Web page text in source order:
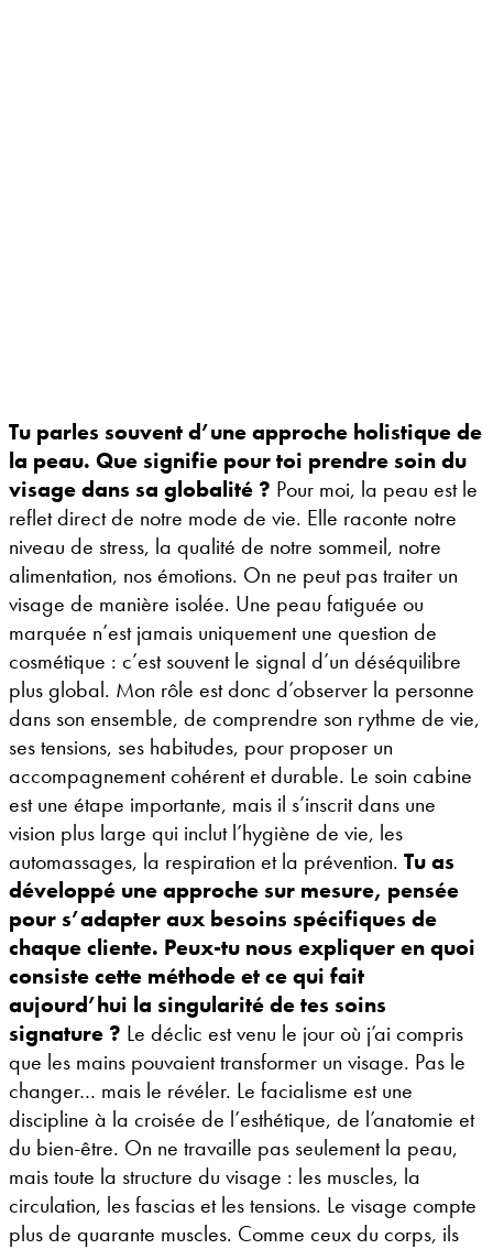
Tu parles souvent d’une approche holistique de
la peau. Que signifie pour toi prendre soin du
visage dans sa globalité ? Pour moi, la peau est le
reflet direct de notre mode de vie. Elle raconte notre
niveau de stress, la qualité de notre sommeil, notre
alimentation, nos émotions. On ne peut pas traiter un
visage de manière isolée. Une peau fatiguée ou
marquée n’est jamais uniquement une question de
cosmétique : c’est souvent le signal d’un déséquilibre
plus global. Mon rôle est donc d’observer la personne
dans son ensemble, de comprendre son rythme de vie,
ses tensions, ses habitudes, pour proposer un
accompagnement cohérent et durable. Le soin cabine
est une étape importante, mais il s’inscrit dans une
vision plus large qui inclut l’hygiène de vie, les
automassages, la respiration et la prévention. Tu as
développé une approche sur mesure, pensée
pour s’adapter aux besoins spécifiques de
chaque cliente. Peux-tu nous expliquer en quoi
consiste cette méthode et ce qui fait
aujourd’hui la singularité de tes soins
signature ? Le déclic est venu le jour où j’ai compris
que les mains pouvaient transformer un visage. Pas le
changer… mais le révéler. Le facialisme est une
discipline à la croisée de l’esthétique, de l’anatomie et
du bien-être. On ne travaille pas seulement la peau,
mais toute la structure du visage : les muscles, la
circulation, les fascias et les tensions. Le visage compte
plus de quarante muscles. Comme ceux du corps, ils